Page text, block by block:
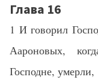
Глава 16
1 И говорил
Аароновых,
Господне, умерли,